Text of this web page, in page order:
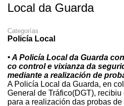
Local da Guarda
Categorías
Policía Local
• A Policía Local da Guarda
co control e vixianza da
mediante a realización de
A Policía Local da Guarda, en
General de Tráfico(DGT),
para a realización das probas